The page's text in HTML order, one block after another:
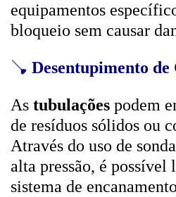
equipamentos
bloqueio sem causar
🪠 Desentupimento de
As tubulações podem
de resíduos sólidos ou
Através do uso de
alta pressão, é possível
sistema de